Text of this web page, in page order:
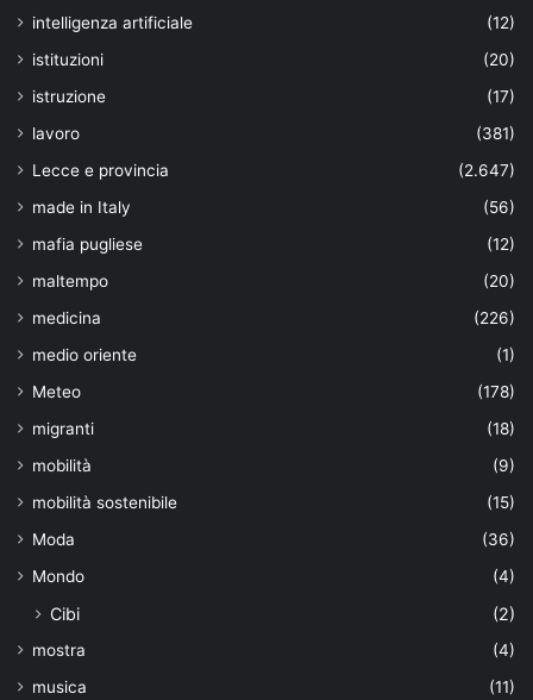
intelligenza artificiale
(12)
istituzioni
(20)
istruzione
(17)
lavoro
(381)
Lecce e provincia
(2.647)
made in Italy
(56)
mafia pugliese
(12)
maltempo
(20)
medicina
(226)
medio oriente
(1)
Meteo
(178)
migranti
(18)
mobilità
(9)
mobilità sostenibile
(15)
Moda
(36)
Mondo
(4)
Cibi (2)
mostra
(4)
musica
(11)